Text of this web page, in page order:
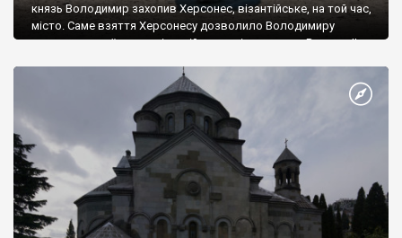
князь Володимир захопив Херсонес, візантійське, на той час,
місто. Саме взяття Херсонесу дозволило Володимиру
диктувати свої умови візантійському імператору Василю ІІ, та
Херсонесі Володимир-язичник, став Василем-християнином.
А потім було Хрещення Русі. На честь Херсонесу Таврійського